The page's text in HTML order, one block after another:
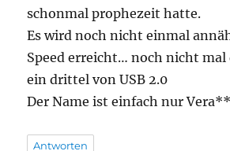
schonmal prophezeit hatte.
Es wird noch nicht einmal
Speed erreicht… noch nicht mal
ein drittel von USB 2.0
Der Name ist einfach nur
Antworten